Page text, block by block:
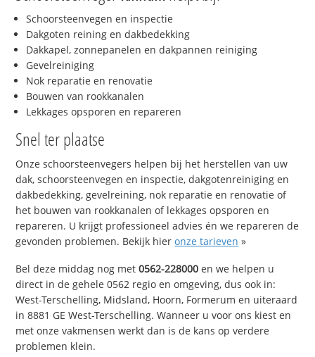
Schoorsteenvegen en inspectie
Dakgoten reining en dakbedekking
Dakkapel, zonnepanelen en dakpannen reiniging
Gevelreiniging
Nok reparatie en renovatie
Bouwen van rookkanalen
Lekkages opsporen en repareren
Snel ter plaatse
Onze schoorsteenvegers helpen bij het herstellen van uw
dak, schoorsteenvegen en inspectie, dakgotenreiniging en
dakbedekking, gevelreining, nok reparatie en renovatie of
het bouwen van rookkanalen of lekkages opsporen en
repareren. U krijgt professioneel advies én we repareren de
gevonden problemen. Bekijk hieronze tarieven »
Bel deze middag nog met0562-228000 en we helpen u
direct in de gehele 0562 regio en omgeving, dus ook in:
West-Terschelling, Midsland, Hoorn, Formerum en uiteraard
in 8881 GE West-Terschelling. Wanneer u voor ons kiest en
met onze vakmensen werkt dan is de kans op verdere
problemen klein.